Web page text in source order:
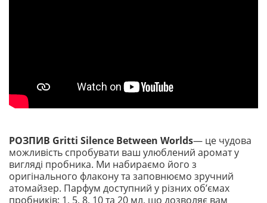
РОЗПИВ Gritti Silence Between Worlds— це чудова
можливість спробувати ваш улюблений аромат у
вигляді пробника. Ми набираємо його з
оригінального флакону та заповнюємо зручний
атомайзер. Парфум доступний у різних обʼємах
пробників: 1, 5, 8, 10 та 20 мл, що дозволяє вам